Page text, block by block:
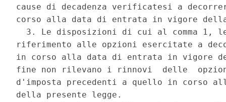
cause di decadenza verificatesi a
corso alla data di entrata in vigore
3. Le disposizioni di cui al comma 1,
riferimento alle opzioni esercitate a
in corso alla data di entrata in vigore
fine non rilevano i rinnovi  delle
d'imposta precedenti a quello in corso
della presente legge.